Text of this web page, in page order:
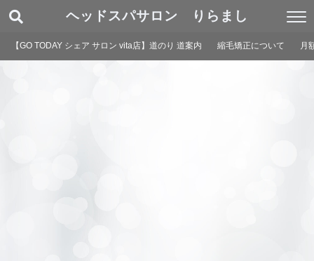
ヘッドスパサロン りらまし
【GO TODAY シェア サロン vita店】道のり 道案内 縮毛矯正について 月